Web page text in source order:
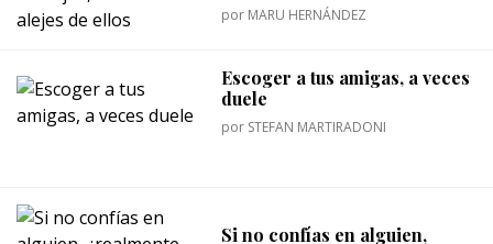
por MARU HERNÁNDEZ
Escoger a tus amigas, a veces
duele
por STEFAN MARTIRADONI
Si no confías en alguien,